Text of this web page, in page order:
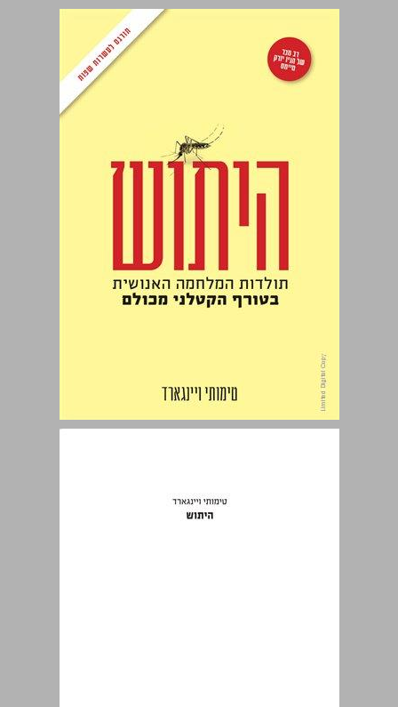
היתוש: תולדות המלחמה האנושית בטורף הקטלני מכולם ... 0